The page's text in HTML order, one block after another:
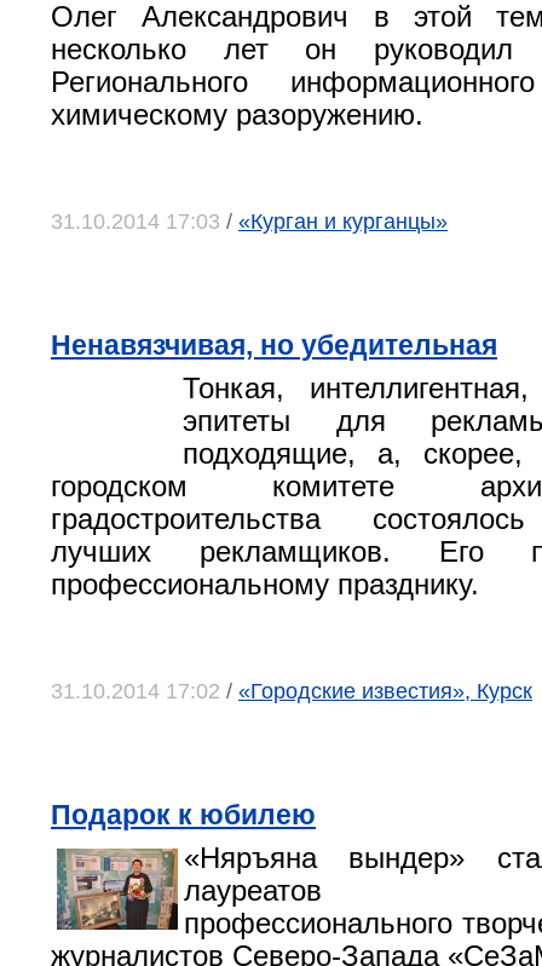
Олег Александрович в этой
несколько лет он руководил
Регионального
химическому разоружению.
31.10.2014 17:03 / «Курган и курганцы»
Ненавязчивая, но убедительная
Тонкая,
эпитеты для
подходящие, а,
городском комитете
градостроительства
лучших рекламщиков. Его
профессиональному празднику.
31.10.2014 17:02 / «Городские известия», Курск
Подарок к юбилею
«Няръяна вындер»
лауреатов
профессионального
журналистов Северо-Запада